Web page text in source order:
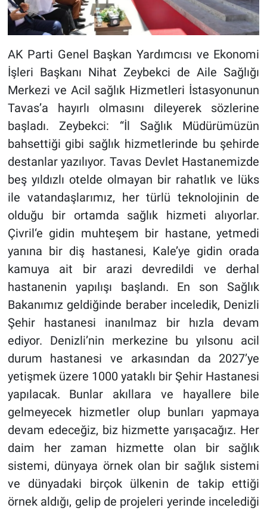
AK Parti Genel Başkan Yardımcısı ve Ekonomi
İşleri Başkanı Nihat Zeybekci de Aile Sağlığı
Merkezi ve Acil sağlık Hizmetleri İstasyonunun
Tavas’a hayırlı olmasını dileyerek sözlerine
başladı. Zeybekci: “İl Sağlık Müdürümüzün
bahsettiği gibi sağlık hizmetlerinde bu şehirde
destanlar yazılıyor. Tavas Devlet Hastanemizde
beş yıldızlı otelde olmayan bir rahatlık ve lüks
ile vatandaşlarımız, her türlü teknolojinin de
olduğu bir ortamda sağlık hizmeti alıyorlar.
Çivril‘e gidin muhteşem bir hastane, yetmedi
yanına bir diş hastanesi, Kale’ye gidin orada
kamuya ait bir arazi devredildi ve derhal
hastanenin yapılışı başlandı. En son Sağlık
Bakanımız geldiğinde beraber inceledik, Denizli
Şehir hastanesi inanılmaz bir hızla devam
ediyor. Denizli’nin merkezine bu yılsonu acil
durum hastanesi ve arkasından da 2027’ye
yetişmek üzere 1000 yataklı bir Şehir Hastanesi
yapılacak. Bunlar akıllara ve hayallere bile
gelmeyecek hizmetler olup bunları yapmaya
devam edeceğiz, biz hizmette yarışacağız. Her
daim her zaman hizmette olan bir sağlık
sistemi, dünyaya örnek olan bir sağlık sistemi
ve dünyadaki birçok ülkenin de takip ettiği
örnek aldığı, gelip de projeleri yerinde incelediği